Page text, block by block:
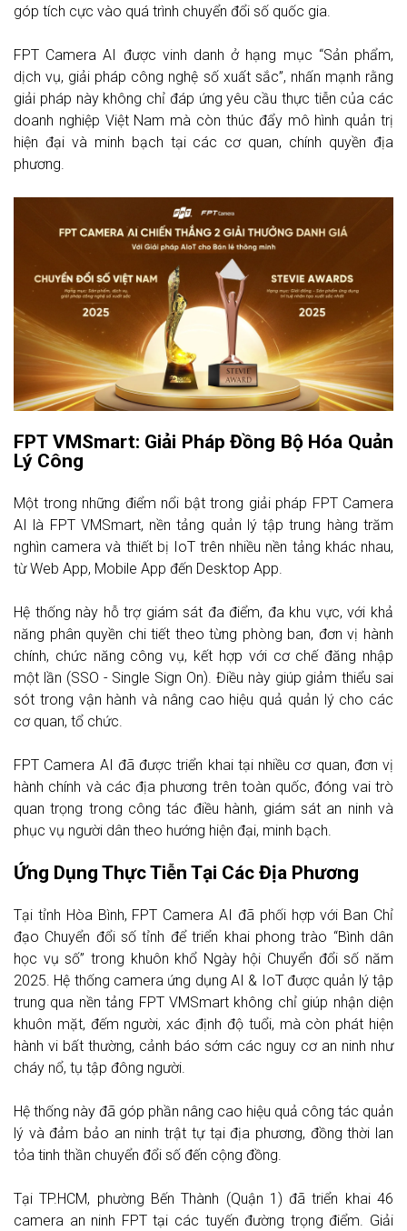
góp tích cực vào quá trình chuyển đổi số quốc gia.
FPT Camera AI được vinh danh ở hạng mục “Sản phẩm,
dịch vụ, giải pháp công nghệ số xuất sắc”, nhấn mạnh rằng
giải pháp này không chỉ đáp ứng yêu cầu thực tiễn của các
doanh nghiệp Việt Nam mà còn thúc đẩy mô hình quản trị
hiện đại và minh bạch tại các cơ quan, chính quyền địa
phương.
FPT VMSmart: Giải Pháp Đồng Bộ Hóa Quản
Lý Công
Một trong những điểm nổi bật trong giải pháp FPT Camera
AI là FPT VMSmart, nền tảng quản lý tập trung hàng trăm
nghìn camera và thiết bị IoT trên nhiều nền tảng khác nhau,
từ Web App, Mobile App đến Desktop App.
Hệ thống này hỗ trợ giám sát đa điểm, đa khu vực, với khả
năng phân quyền chi tiết theo từng phòng ban, đơn vị hành
chính, chức năng công vụ, kết hợp với cơ chế đăng nhập
một lần (SSO - Single Sign On). Điều này giúp giảm thiểu sai
sót trong vận hành và nâng cao hiệu quả quản lý cho các
cơ quan, tổ chức.
FPT Camera AI đã được triển khai tại nhiều cơ quan, đơn vị
hành chính và các địa phương trên toàn quốc, đóng vai trò
quan trọng trong công tác điều hành, giám sát an ninh và
phục vụ người dân theo hướng hiện đại, minh bạch.
Ứng Dụng Thực Tiễn Tại Các Địa Phương
Tại tỉnh Hòa Bình, FPT Camera AI đã phối hợp với Ban Chỉ
đạo Chuyển đổi số tỉnh để triển khai phong trào “Bình dân
học vụ số” trong khuôn khổ Ngày hội Chuyển đổi số năm
2025. Hệ thống camera ứng dụng AI & IoT được quản lý tập
trung qua nền tảng FPT VMSmart không chỉ giúp nhận diện
khuôn mặt, đếm người, xác định độ tuổi, mà còn phát hiện
hành vi bất thường, cảnh báo sớm các nguy cơ an ninh như
cháy nổ, tụ tập đông người.
Hệ thống này đã góp phần nâng cao hiệu quả công tác quản
lý và đảm bảo an ninh trật tự tại địa phương, đồng thời lan
tỏa tinh thần chuyển đổi số đến cộng đồng.
Tại TP.HCM, phường Bến Thành (Quận 1) đã triển khai 46
camera an ninh FPT tại các tuyến đường trọng điểm. Giải